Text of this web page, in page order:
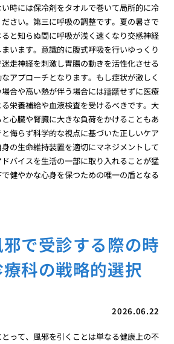
時には保冷剤をタオルで巻いて局所的に冷
さい。第三に呼吸の調整です。夏の暑さで
と知らぬ間に呼吸が浅く速くなり交感神経
います。意識的に腹式呼吸を行いゆっくり
走神経を刺激し胃腸の動きを活性化させる
アプローチとなります。もし症状が激しく
合や高い熱が伴う場合には躊躇せずに医療
栄養補給や血液検査を受けるべきです。大
心臓や腎臓に大きな負荷をかけることもあ
侮らず科学的な視点に基づいた正しいケア
の生命維持装置を適切にマネジメントして
バイスを生活の一部に取り入れることが猛
健やかな心身を保つための唯一の盾となる
で受診する際の時
科の戦略的選択
2026.06.22
って、風邪を引くことは単なる健康上の不